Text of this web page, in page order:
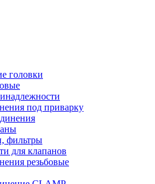
головки
под приварку
фильтры
для клапанов
резьбовые